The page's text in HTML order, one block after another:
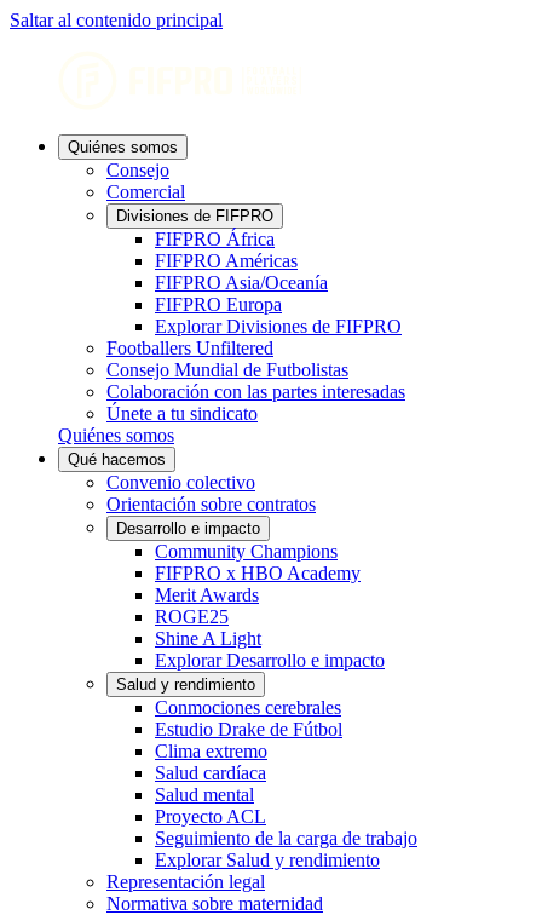
Saltar al contenido principal
Quiénes somos
Consejo
Comercial
Divisiones de FIFPRO
FIFPRO África
FIFPRO Américas
FIFPRO Asia/Oceanía
FIFPRO Europa
Explorar Divisiones de FIFPRO
Footballers Unfiltered
Consejo Mundial de Futbolistas
Colaboración con las partes interesadas
Únete a tu sindicato
Quiénes somos
Qué hacemos
Convenio colectivo
Orientación sobre contratos
Desarrollo e impacto
Community Champions
FIFPRO x HBO Academy
Merit Awards
ROGE25
Shine A Light
Explorar Desarrollo e impacto
Salud y rendimiento
Conmociones cerebrales
Estudio Drake de Fútbol
Clima extremo
Salud cardíaca
Salud mental
Proyecto ACL
Seguimiento de la carga de trabajo
Explorar Salud y rendimiento
Representación legal
Normativa sobre maternidad